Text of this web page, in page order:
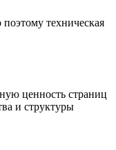
техническая
ценность страниц
и структуры